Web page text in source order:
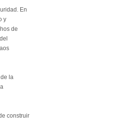
En
y
de
la
construir